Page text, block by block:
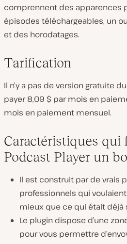
comprennent des apparences
épisodes téléchargeables, un
et des horodatages.
Tarification
Il n’y a pas de version gratuite
payer 8,09 $ par mois en
mois en paiement mensuel.
Caractéristiques qui
Podcast Player un
Il est construit par de vrais
professionnels qui
mieux que ce qui était déjà
Le plugin dispose d’une
pour vous permettre